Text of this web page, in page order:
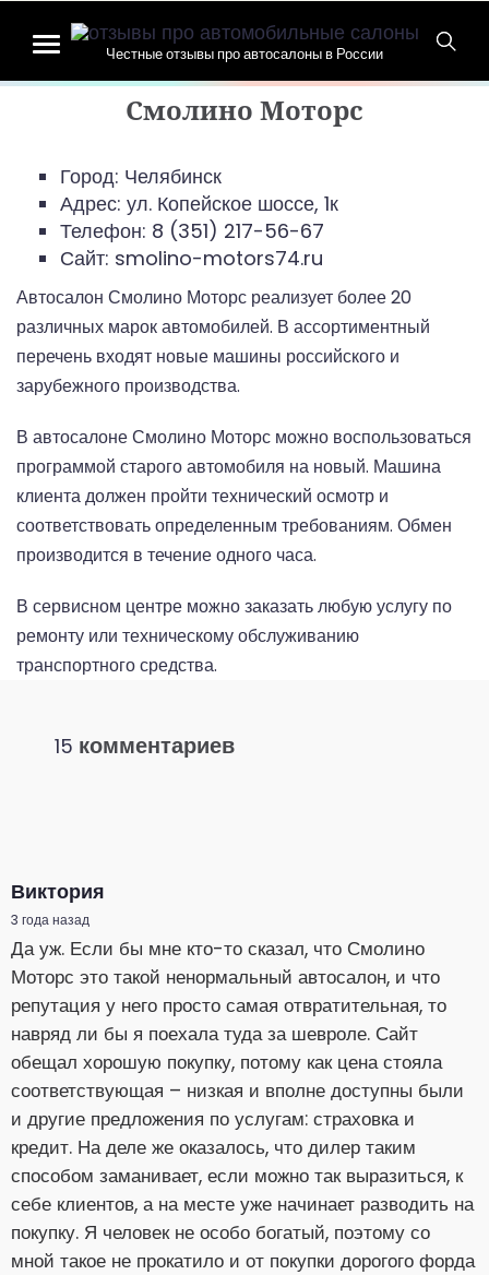
Честные отзывы про автосалоны в России
Смолино Моторс
Город: Челябинск
Адрес: ул. Копейское шоссе, 1к
Телефон: 8 (351) 217-56-67
Сайт: smolino-motors74.ru
Автосалон Смолино Моторс реализует более 20
различных марок автомобилей. В ассортиментный
перечень входят новые машины российского и
зарубежного производства.
В автосалоне Смолино Моторс можно воспользоваться
программой старого автомобиля на новый. Машина
клиента должен пройти технический осмотр и
соответствовать определенным требованиям. Обмен
производится в течение одного часа.
В сервисном центре можно заказать любую услугу по
ремонту или техническому обслуживанию
транспортного средства.
15 комментариев
Виктория
3 года назад
Да уж. Если бы мне кто-то сказал, что Смолино
Моторс это такой ненормальный автосалон, и что
репутация у него просто самая отвратительная, то
навряд ли бы я поехала туда за шевроле. Сайт
обещал хорошую покупку, потому как цена стояла
соответствующая – низкая и вполне доступны были
и другие предложения по услугам: страховка и
кредит. На деле же оказалось, что дилер таким
способом заманивает, если можно так выразиться, к
себе клиентов, а на месте уже начинает разводить на
покупку. Я человек не особо богатый, поэтому со
мной такое не прокатило и от покупки дорогого форда